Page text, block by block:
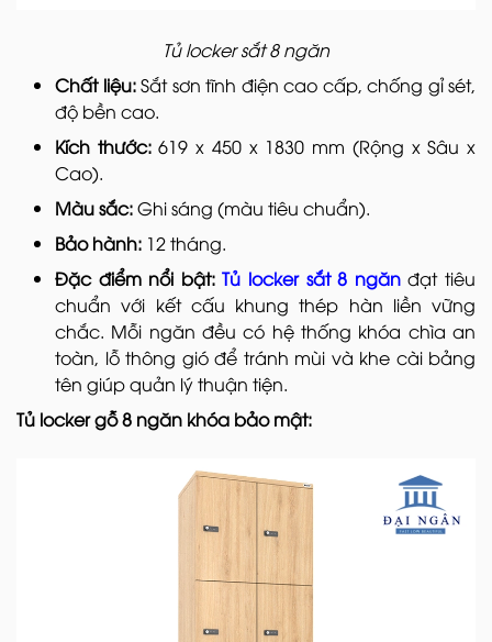
Tủ locker sắt 8 ngăn
Chất liệu:Sắt sơn tĩnh điện cao cấp, chống gỉ sét,
độ bền cao.
Kích thước:619 x 450 x 1830 mm (Rộng x Sâu x
Cao).
Màu sắc:Ghi sáng (màu tiêu chuẩn).
Bảo hành: 12 tháng.
Đặc điểm nổi bật:Tủ locker sắt 8 ngăn đạt tiêu
chuẩn với kết cấu khung thép hàn liền vững
chắc. Mỗi ngăn đều có hệ thống khóa chìa an
toàn, lỗ thông gió để tránh mùi và khe cài bảng
tên giúp quản lý thuận tiện.
Tủ locker gỗ 8 ngăn khóa bảo mật: